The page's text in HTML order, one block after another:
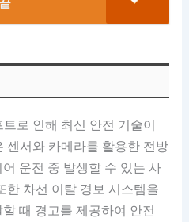
로 인해 최신 안전 기술이
센서와 카메라를 활용한 전방
운전 중 발생할 수 있는 사
한 차선 이탈 경보 시스템을
때 경고를 제공하여 안전